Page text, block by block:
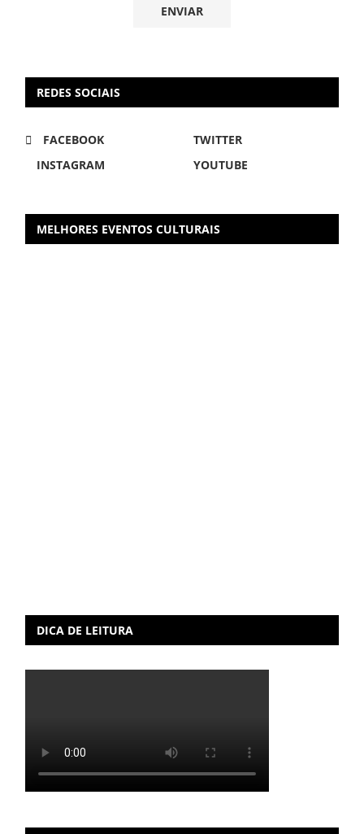
REDES SOCIAIS
FACEBOOK
TWITTER
INSTAGRAM
YOUTUBE
MELHORES EVENTOS CULTURAIS
DICA DE LEITURA